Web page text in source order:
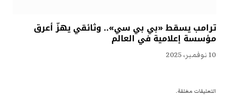
ترامب يسقط «بي بي سي».. وثائقي يهزّ أعرق
مؤسسة إعلامية في العالم
10 نوفمبر، 2025
التعليقات مغلقة.